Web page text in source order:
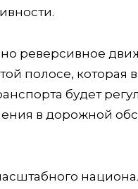
реверсивное
полосе, которая
будет
в дорожной